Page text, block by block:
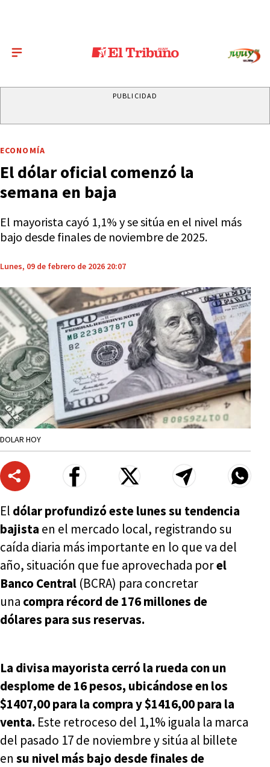
PUBLICIDAD
ECONOMÍA
El dólar oficial comenzó la
semana en baja
El mayorista cayó 1,1% y se sitúa en el nivel más
bajo desde finales de noviembre de 2025.
Lunes, 09 de febrero de 2026 20:07
DOLAR HOY
El dólar profundizó este lunes su tendencia
bajista en el mercado local, registrando su
caída diaria más importante en lo que va del
año, situación que fue aprovechada porel
Banco Central (BCRA) para concretar
una compra récord de 176 millones de
dólares para sus reservas.
La divisa mayorista cerró la rueda con un
desplome de 16 pesos, ubicándose en los
$1407,00 para la compra y $1416,00 para la
venta. Este retroceso del 1,1% iguala la marca
del pasado 17 de noviembre y sitúa al billete
en su nivel más bajo desde finales de